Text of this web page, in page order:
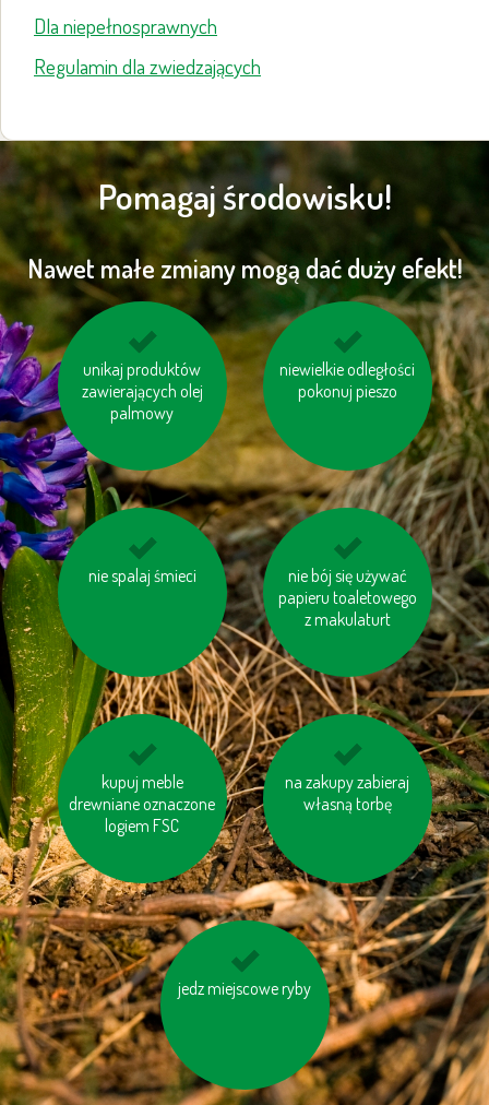
Dla niepełnosprawnych
Regulamin dla zwiedzających
Pomagaj środowisku!
Nawet małe zmiany mogą dać duży efekt!
unikaj produktów
zawierających olej
palmowy
segreguj śmieci
niewielkie odległości
pokonuj pieszo
korzystaj z transportu
publicznego
nie spalaj śmieci
kompostuj odpady
nie bój się używać
papieru toaletowego
z makulaturt
Staraj się ograniczyć
produkcję śmieci
kupuj meble
drewniane oznaczone
logiem FSC
nie przegrzewaj
pomieszczeń
na zakupy zabieraj
własną torbę
ogrzewaj swój dom
prawidłowo
jedz miejscowe ryby
kupuj produkty z